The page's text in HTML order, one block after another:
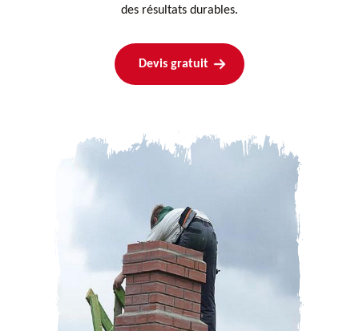
des résultats durables.
Devis gratuit